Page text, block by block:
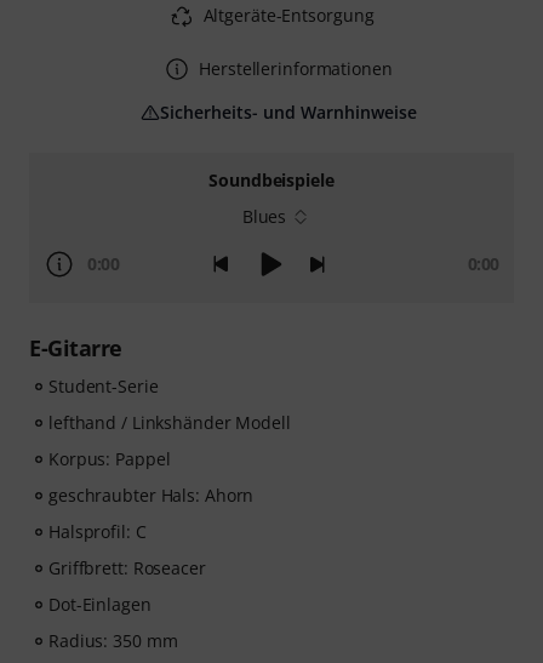
Soundbeispiele
Blues
0:00 0:00
E-Gitarre
Student-Serie
lefthand / Linkshänder Modell
Korpus: Pappel
geschraubter Hals: Ahorn
Halsprofil: C
Griffbrett: Roseacer
Dot-Einlagen
Radius: 350 mm
Altgeräte-Entsorgung
Herstellerinformationen
Sicherheits- und Warnhinweise